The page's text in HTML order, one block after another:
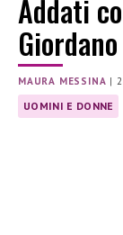
Addati
Giordano
MAURA MESSINA |
UOMINI E DONNE